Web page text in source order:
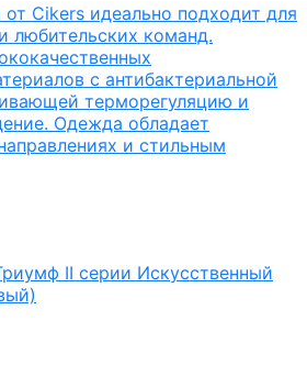
Cikers идеально подходит для
любительских команд.
с антибактериальной
терморегуляцию и
Одежда обладает
и стильным
II серии Искусственный